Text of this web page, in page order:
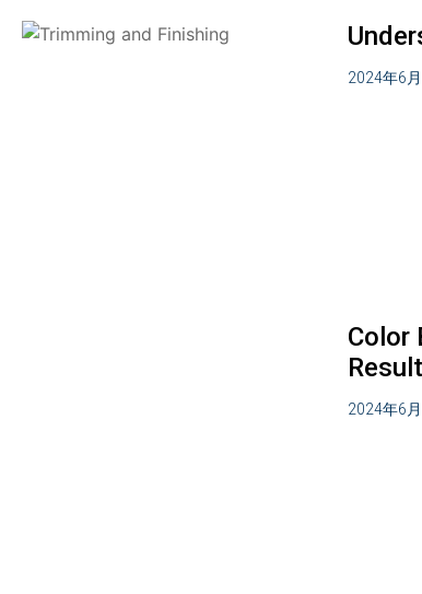
2024年6
Color
2024年6